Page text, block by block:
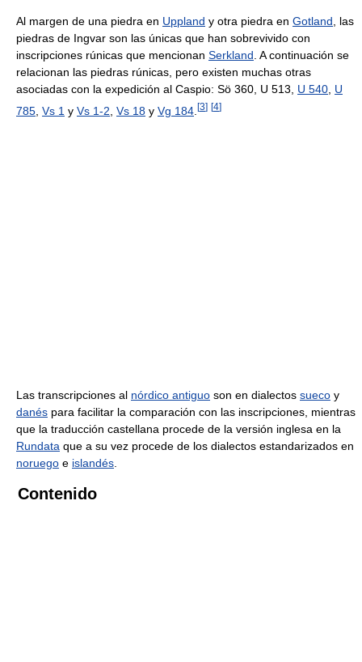
Al margen de una piedra en Uppland y otra piedra en Gotland, las
piedras de Ingvar son las únicas que han sobrevivido con
inscripciones rúnicas que mencionan Serkland. A continuación se
relacionan las piedras rúnicas, pero existen muchas otras
asociadas con la expedición al Caspio: Sö 360, U 513, U 540, U
785 Vs 1 y Vs 1-2 Vs 18 y Vg 184 [3] [4]
Las transcripciones al nórdico antiguo son en dialectos sueco y
danés para facilitar la comparación con las inscripciones, mientras
que la traducción castellana procede de la versión inglesa en la
Rundata que a su vez procede de los dialectos estandarizados en
noruego e islandés
Contenido